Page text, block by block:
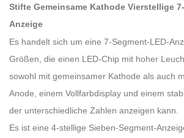
Stifte Gemeinsame Kathode Vierstellige
Anzeige
Es handelt sich um eine 7-Segment-LED-
Größen, die einen LED-Chip mit hoher
sowohl mit gemeinsamer Kathode als auch
Anode, einem Vollfarbdisplay und einem
der unterschiedliche Zahlen anzeigen kann.
Es ist eine 4-stellige Sieben-Segment-